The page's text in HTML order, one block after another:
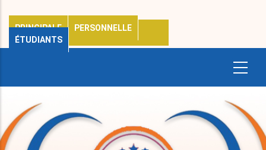
PRINCIPALE
PERSONNELLE
ÉTUDIANTS